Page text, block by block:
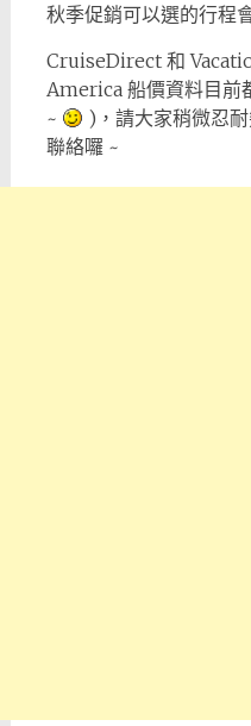
秋季促銷可以選的行程
CruiseDirect 和
America 船價資料目前
~
)，請大家稍微忍
聯絡囉 ~